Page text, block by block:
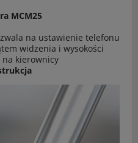
MCM25
na ustawienie telefonu
widzenia i wysokości
na kierownicy